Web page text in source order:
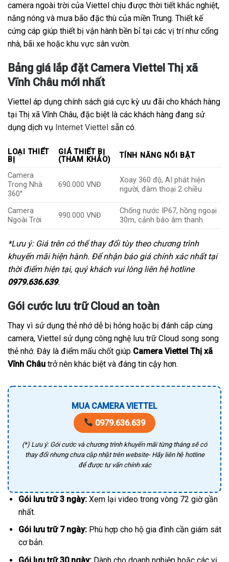
camera ngoài trời của Viettel chịu được thời tiết khắc nghiệt,
nắng nóng và mưa bão đặc thù của miền Trung. Thiết kế
cứng cáp giúp thiết bị vận hành bền bỉ tại các vị trí như cổng
nhà, bãi xe hoặc khu vực sân vườn.
Bảng giá lắp đặt Camera Viettel Thị xã
Vĩnh Châu mới nhất
Viettel áp dụng chính sách giá cực kỳ ưu đãi cho khách hàng
tại Thị xã Vĩnh Châu, đặc biệt là các khách hàng đang sử
dụng dịch vụ Internet Viettel sẵn có.
LOẠI THIẾT
BỊ
GIÁ THIẾT BỊ
(THAM KHẢO)
TÍNH NĂNG NỔI BẬT
Camera
Trong Nhà
360°
690.000 VNĐ
Xoay 360 độ, AI phát hiện
người, đàm thoại 2 chiều
Camera
Ngoài Trời
990.000 VNĐ
Chống nước IP67, hồng ngoại
30m, cảnh báo âm thanh
*Lưu ý: Giá trên có thể thay đổi tùy theo chương trình
khuyến mãi hiện hành. Để nhận báo giá chính xác nhất tại
thời điểm hiện tại, quý khách vui lòng liên hệ hotline
0979.636.639.
Gói cước lưu trữ Cloud an toàn
Thay vì sử dụng thẻ nhớ dễ bị hỏng hoặc bị đánh cắp cùng
camera, Viettel sử dụng công nghệ lưu trữ Cloud song song
thẻ nhớ. Đây là điểm mấu chốt giúp Camera Viettel Thị xã
Vĩnh Châu trở nên khác biệt và đáng tin cậy hơn.
MUA CAMERA VIETTEL
0979.636.639
(*) Lưu ý: Gói cước và chương trình khuyến mãi từng tháng sẽ có
thay đổi nhưng chưa cập nhật trên website- Hãy liên hệ hotline
để được tư vấn chính xác
Gói lưu trữ 3 ngày:Xem lại video trong vòng 72 giờ gần
nhất.
Gói lưu trữ 7 ngày:Phù hợp cho hộ gia đình cần giám sát
cơ bản.